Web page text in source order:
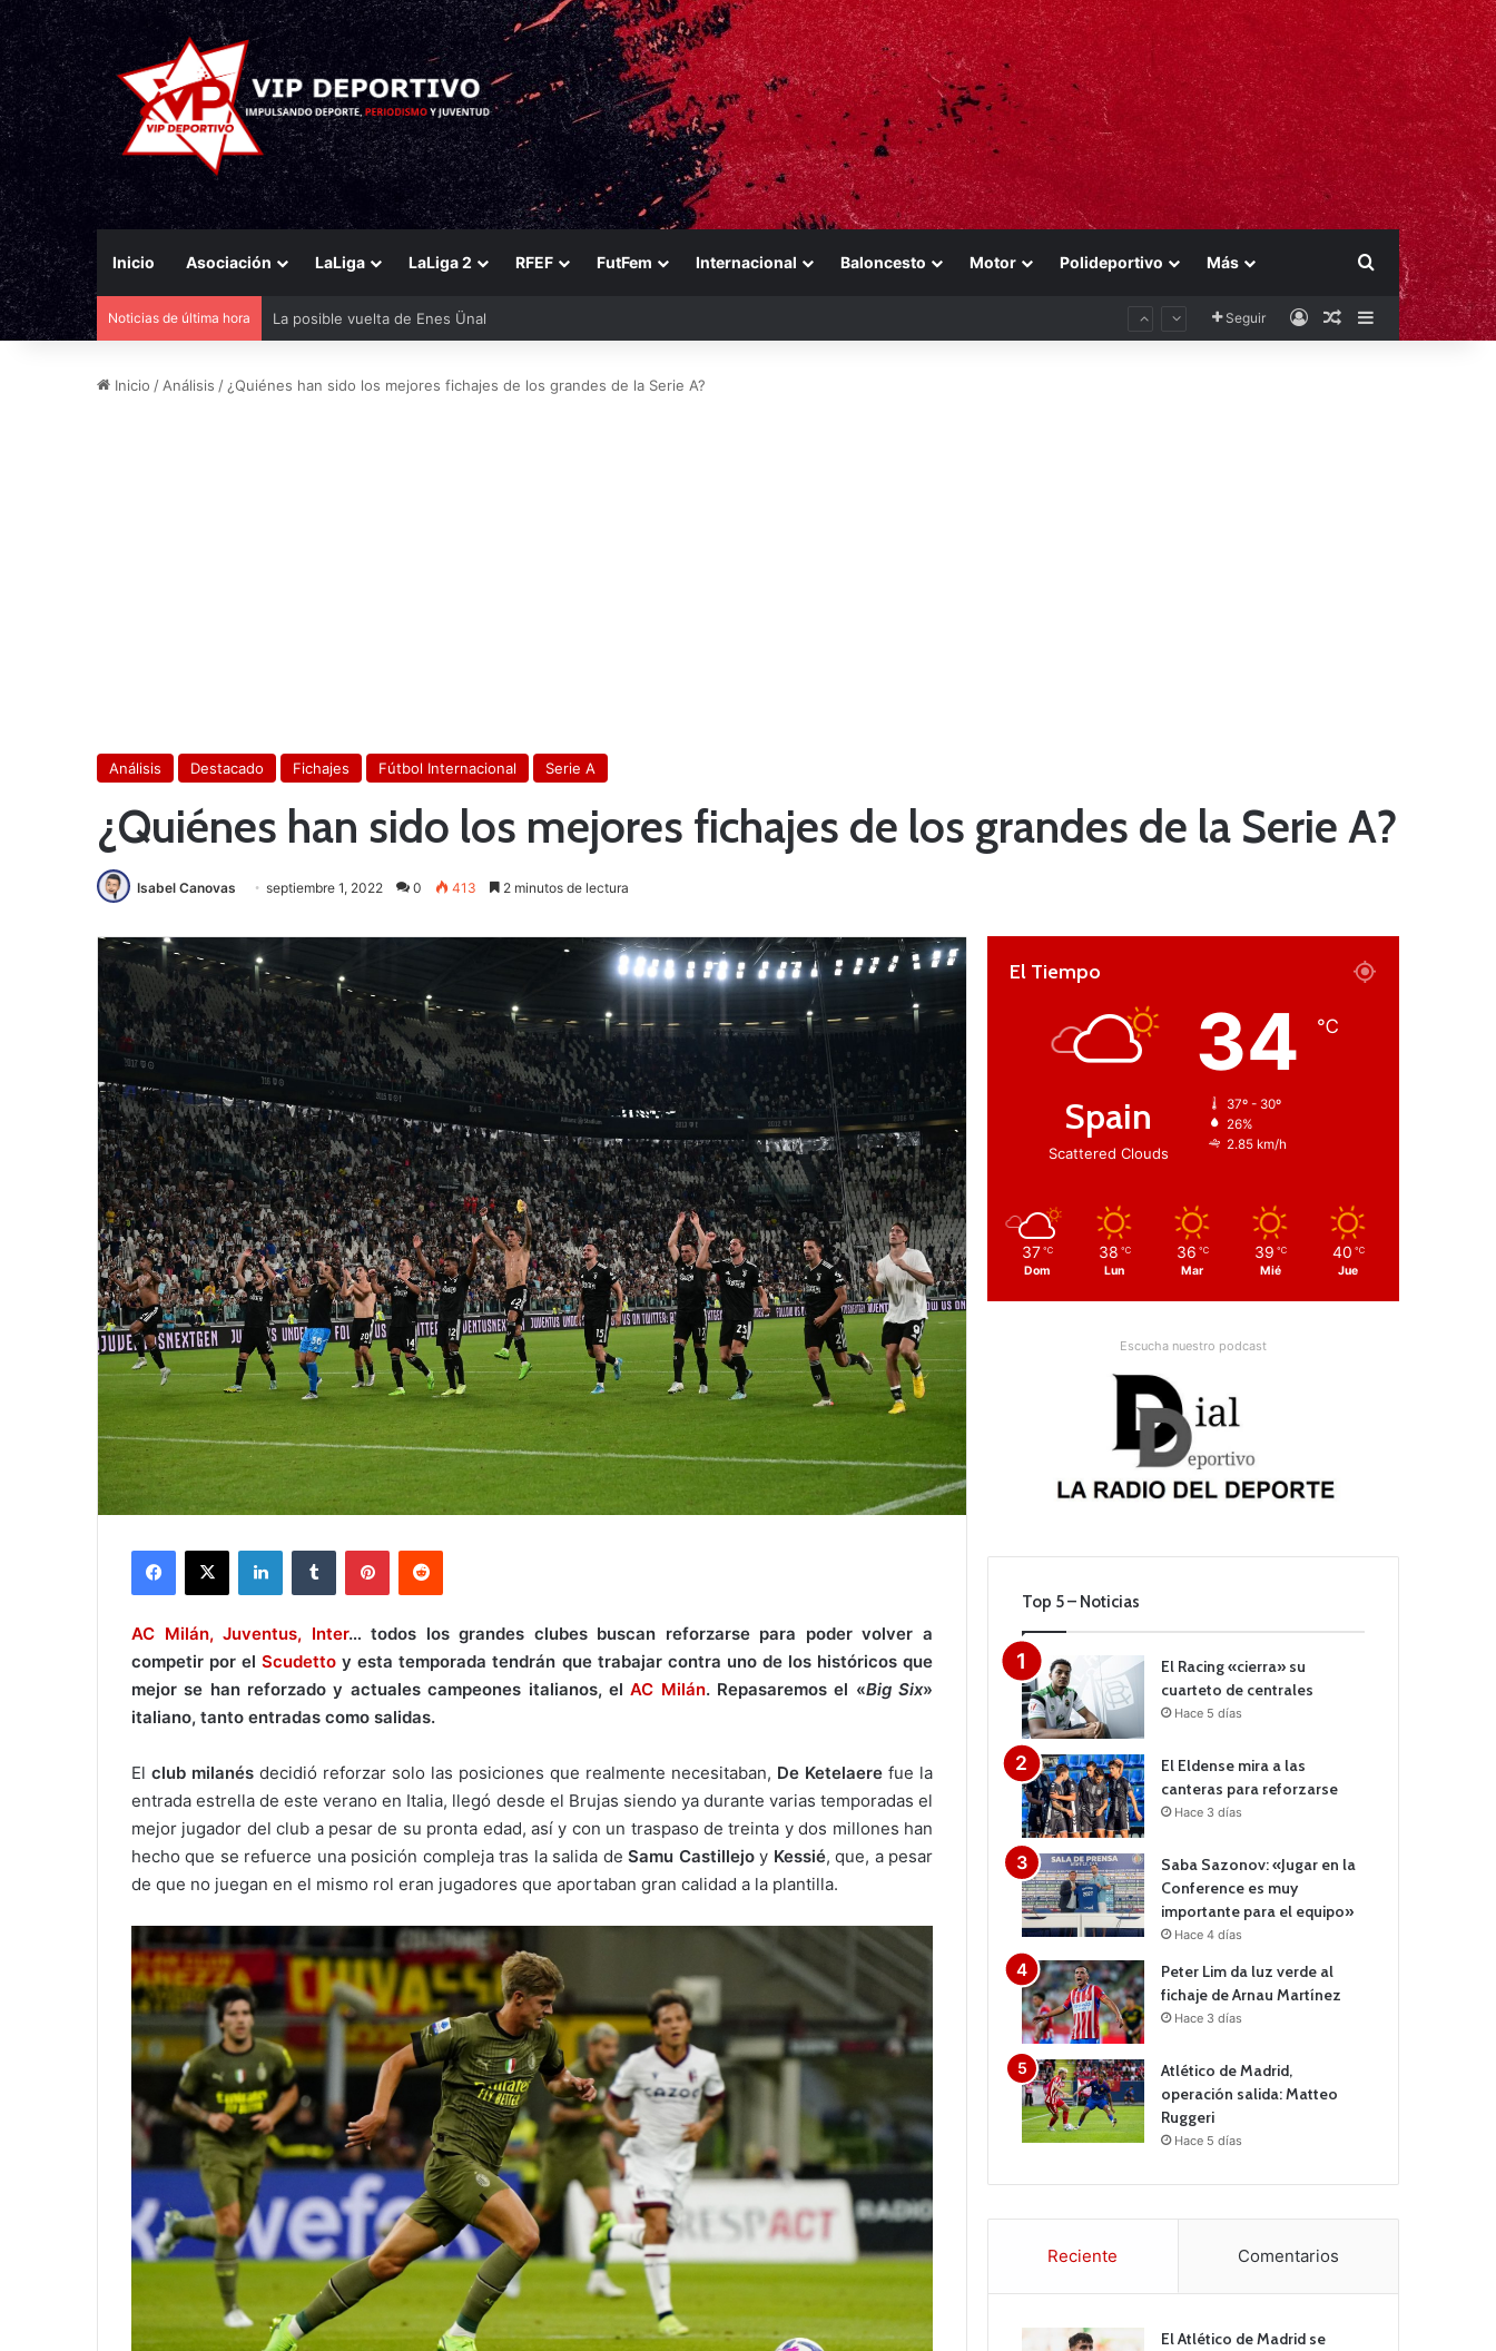
Inicio Asociación LaLiga LaLiga 2 RFEF FutFem Internacional Baloncesto Motor Polideportivo Más Buscar por
Noticias de última hora Bandazo de Aprilia y de Michelín a Ducati en un sábado perfecto para Jorge Martín Seguir AccesoPublicación al
Barra lateral
Inicio / Análisis / ¿Quiénes han sido los mejores fichajes de los grandes de la Serie A?
Análisis Destacado Fichajes Fútbol Internacional Serie A
¿Quiénes han sido los mejores fichajes de los grandes de la Serie A?
Isabel Canovas septiembre 1, 2022 0 413 2 minutos de lectura
AC Milán, Juventus, Inter… todos los grandes clubes buscan reforzarse para poder volver a
competir por elScudetto y esta temporada tendrán que trabajar contra uno de los históricos que
mejor se han reforzado y actuales campeones italianos, elAC Milán. Repasaremos el «Big Six»
italiano, tanto entradas como salidas.
El club milanés decidió reforzar solo las posiciones que realmente necesitaban, De Ketelaere fue la
entrada estrella de este verano en Italia, llegó desde el Brujas siendo ya durante varias temporadas el
mejor jugador del club a pesar de su pronta edad, así y con un traspaso de treinta y dos millones han
hecho que se refuerce una posición compleja tras la salida deSamu Castillejoy Kessié, que, a pesar
de que no juegan en el mismo rol eran jugadores que aportaban gran calidad a la plantilla.
El Tiempo
Spain
Scattered Clouds
34 ℃
37º - 30º
26%
2.85 km/h
37 ℃
Dom
38 ℃
Lun
36 ℃
Mar
39 ℃
Mié
40 ℃
Jue
Escucha nuestro podcast
Top 5 – Noticias
El Racing «cierra» su
cuarteto de centrales
Hace 5 días
El Eldense mira a las
canteras para reforzarse
Hace 3 días
Saba Sazonov: «Jugar en la
Conference es muy
importante para el equipo»
Hace 4 días
Peter Lim da luz verde al
fichaje de Arnau Martínez
Hace 3 días
Atlético de Madrid,
operación salida: Matteo
Ruggeri
Hace 5 días
Reciente Comentarios
El Atlético de Madrid se